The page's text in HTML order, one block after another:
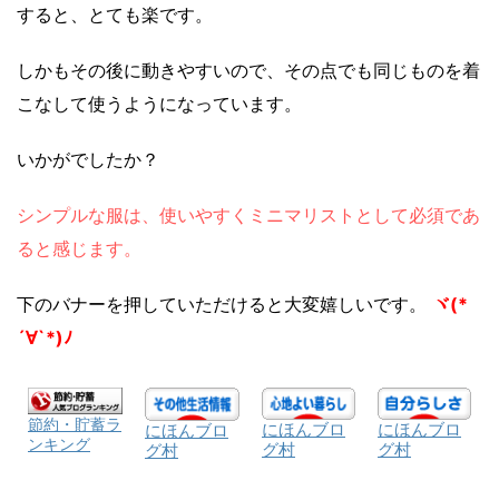
すると、とても楽です。
しかもその後に動きやすいので、その点でも同じものを着
こなして使うようになっています。
いかがでしたか？
シンプルな服は、使いやすくミニマリストとして必須であ
ると感じます。
下のバナーを押していただけると大変嬉しいです。
ヾ(*
´∀`*)ﾉ
節約・貯蓄ラ
ンキング
にほんブロ
グ村
にほんブロ
グ村
にほんブロ
グ村